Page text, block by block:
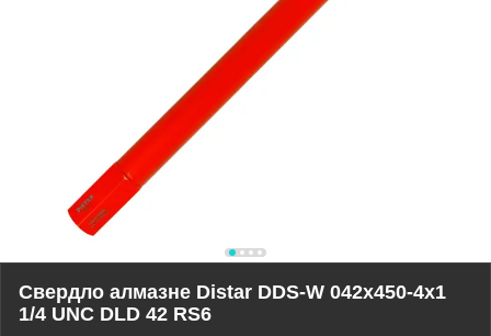
Свердло алмазне Distar DDS-W 042x450-4x1
1/4 UNC DLD 42 RS6